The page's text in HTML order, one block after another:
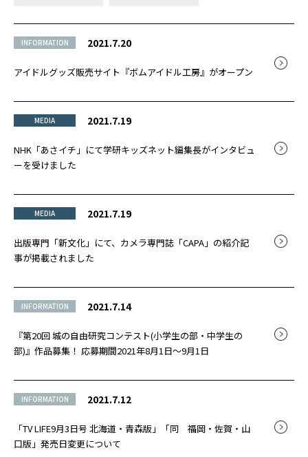
INFORMATION 2021.7.20
アイドルグッズ販売サイト『ボムアイドル工房』がオープン
MEDIA 2021.7.19
NHK「あさイチ」にて学研キッズネット編集長がインタビュ
ーを受けました
MEDIA 2021.7.19
出版専門「新文化」にて、カメラ専門誌「CAPA」の紹介記
事が掲載されました
INFORMATION 2021.7.14
『第20回 城の自由研究コンテスト(小学生の部・中学生の
部)』作品募集！ 応募期間2021年8月1日～9月1日
INFORMATION 2021.7.12
「TV LIFE9月3日号 北海道・青森版」「同 福岡・佐賀・山
口版」発売日変更について